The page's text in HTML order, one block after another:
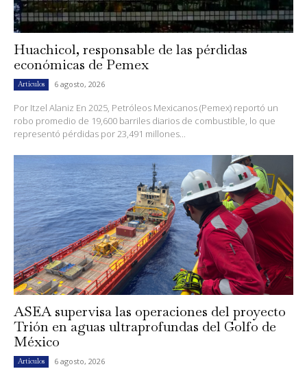
Huachicol, responsable de las pérdidas
económicas de Pemex
Artículos 6 agosto, 2026
Por Itzel Alaniz En 2025, Petróleos Mexicanos (Pemex) reportó un
robo promedio de 19,600 barriles diarios de combustible, lo que
representó pérdidas por 23,491 millones...
ASEA supervisa las operaciones del proyecto
Trión en aguas ultraprofundas del Golfo de
México
Artículos 6 agosto, 2026